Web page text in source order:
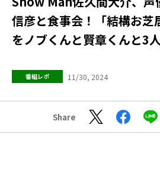
信彦と食事会！「結構お芝
をノブくんと賢章くんと3人
番組レポ 11/30, 2024
Share